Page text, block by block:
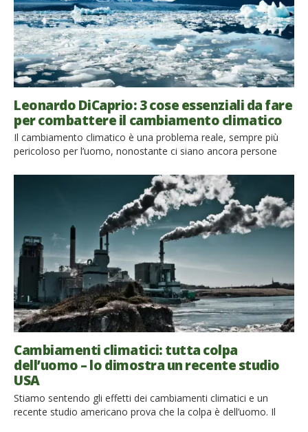
Leonardo DiCaprio: 3 cose essenziali da fare
per combattere il cambiamento climatico
Il cambiamento climatico è una problema reale, sempre più
pericoloso per l’uomo, nonostante ci siano ancora persone
temperatura media del Pianeta può infatti causare problemi
enormi per le persone. E si prevede un aumento di
temperatura di 3,2 gradi entro la fine del secolo. Vi siete chiesti
Cambiamenti climatici: tutta colpa
dell’uomo – lo dimostra un recente studio
USA
Stiamo sentendo gli effetti dei cambiamenti climatici e un
recente studio americano prova che la colpa è dell’uomo. Il